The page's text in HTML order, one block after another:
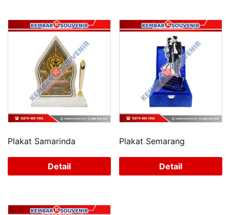
Plakat Samarinda
Detail
Plakat Semarang
Detail